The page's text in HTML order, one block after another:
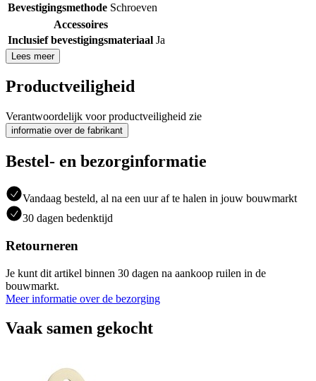
Bevestigingsmethode Schroeven
Accessoires
Inclusief bevestigingsmateriaal Ja
Lees meer
Productveiligheid
Verantwoordelijk voor productveiligheid zie
informatie over de fabrikant
Bestel- en bezorginformatie
Vandaag besteld, al na een uur af te halen in jouw bouwmarkt
30 dagen bedenktijd
Retourneren
Je kunt dit artikel binnen 30 dagen na aankoop ruilen in de
bouwmarkt.
Meer informatie over de bezorging
Vaak samen gekocht